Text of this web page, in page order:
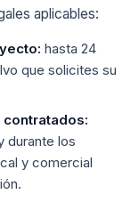
aplicables:
hasta 24
que solicites su
durante los
y comercial